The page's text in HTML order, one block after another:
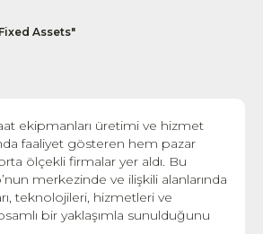
Assets"
ekipmanları üretimi ve hizmet
faaliyet gösteren hem pazar
ölçekli firmalar yer aldı. Bu
merkezinde ve ilişkili alanlarında
teknolojileri, hizmetleri ve
bir yaklaşımla sunulduğunu